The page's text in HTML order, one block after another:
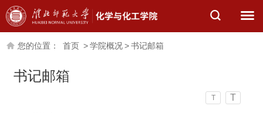
您的位置： 首页 >学院概况>书记邮箱
书记邮箱
T T